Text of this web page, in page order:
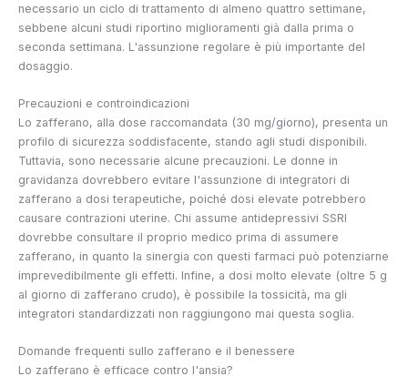
necessario un ciclo di trattamento di almeno quattro settimane,
sebbene alcuni studi riportino miglioramenti già dalla prima o
seconda settimana. L'assunzione regolare è più importante del
dosaggio.
Precauzioni e controindicazioni
Lo zafferano, alla dose raccomandata (30 mg/giorno), presenta un
profilo di sicurezza soddisfacente, stando agli studi disponibili.
Tuttavia, sono necessarie alcune precauzioni. Le donne in
gravidanza dovrebbero evitare l'assunzione di integratori di
zafferano a dosi terapeutiche, poiché dosi elevate potrebbero
causare contrazioni uterine. Chi assume antidepressivi SSRI
dovrebbe consultare il proprio medico prima di assumere
zafferano, in quanto la sinergia con questi farmaci può potenziarne
imprevedibilmente gli effetti. Infine, a dosi molto elevate (oltre 5 g
al giorno di zafferano crudo), è possibile la tossicità, ma gli
integratori standardizzati non raggiungono mai questa soglia.
Domande frequenti sullo zafferano e il benessere
Lo zafferano è efficace contro l'ansia?